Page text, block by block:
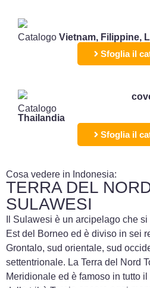
Catalogo Vietnam, Filippine,
Sfoglia il
Catalogo
Thailandia
Sfoglia il
Cosa vedere in Indonesia:
TERRA DEL
SULAWESI
Il Sulawesi è un arcipelago che
Est del Borneo ed è diviso in sei
Grontalo, sud orientale, sud
settentrionale. La Terra del Nord
Meridionale ed è famoso in tutto